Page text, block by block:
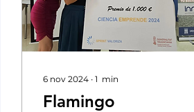
6 nov 2024 ∙ 1 min
Flamingo